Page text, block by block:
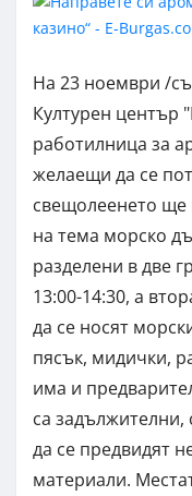
На 23 ноември /
Културен център
работилница за
желаещи да се
свещолеенето ще
на тема морско
разделени в две
13:00-14:30, а
да се носят
пясък, мидички,
има и
са задължителни,
да се предвидят
материали.